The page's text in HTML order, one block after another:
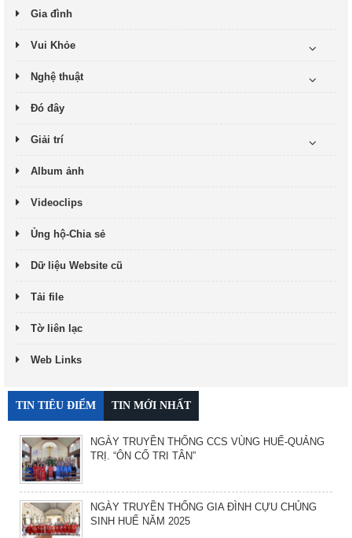
Gia đình
Vui Khỏe
Nghệ thuật
Đó đây
Giải trí
Album ảnh
Videoclips
Ủng hộ-Chia sẻ
Dữ liệu Website cũ
Tải file
Tờ liên lạc
Web Links
TIN TIÊU ĐIỂM TIN MỚI NHẤT
NGÀY TRUYỀN THỐNG CCS VÙNG HUẾ-QUẢNG
TRỊ. “ÔN CỐ TRI TÂN”
NGÀY TRUYỀN THỐNG GIA ĐÌNH CỰU CHỦNG
SINH HUẾ NĂM 2025